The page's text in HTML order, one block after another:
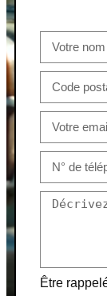
Être